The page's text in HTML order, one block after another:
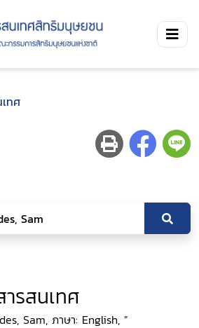
ทศ
รสนเทศ
Sam, ภาษา: English, ”